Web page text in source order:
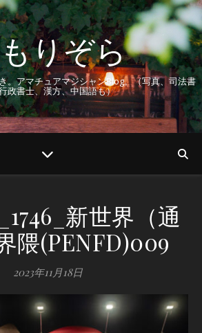
りぞら
。アマチュアマジシャンBlog。（写真、司法書
政書士、漢方、中国語も）
新世界（通
隈(PENFD)009
2023年11月18日